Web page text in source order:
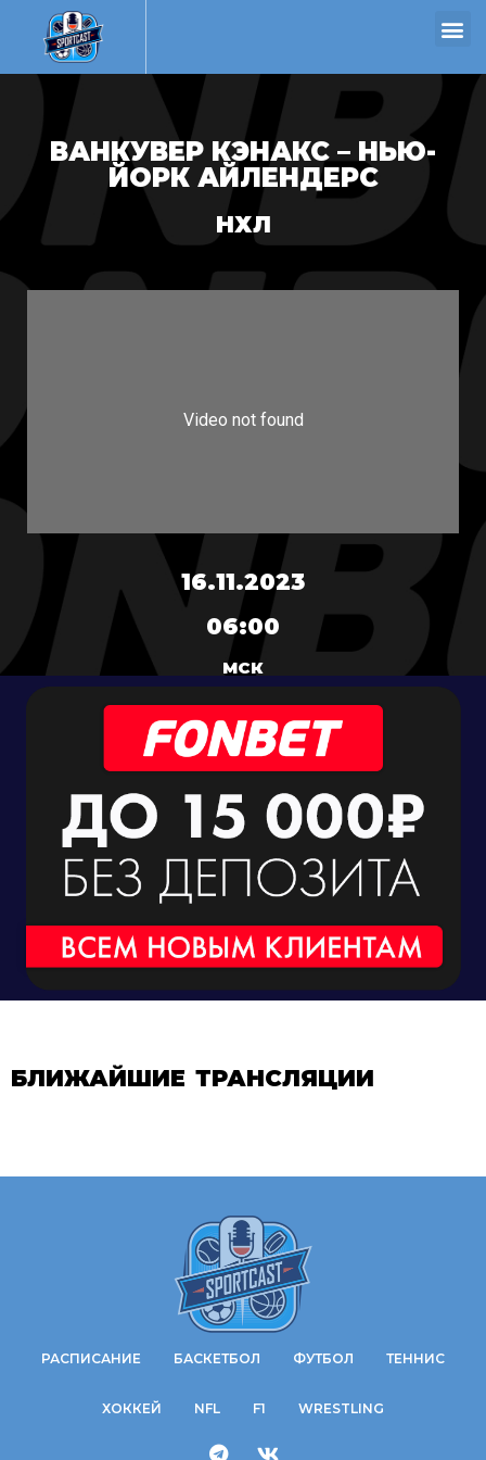
ВАНКУВЕР КЭНАКС – НЬЮ-
ЙОРК АЙЛЕНДЕРС
НХЛ
16.11.2023
06:00
МСК
БЛИЖАЙШИЕ ТРАНСЛЯЦИИ
РАСПИСАНИЕ БАСКЕТБОЛ ФУТБОЛ ТЕННИС
ХОККЕЙ NFL F1 WRESTLING